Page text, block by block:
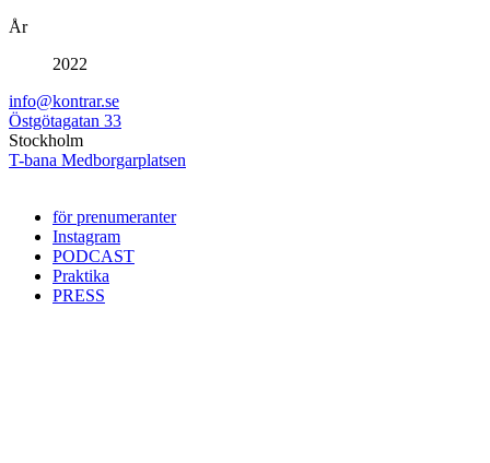
År
2022
info@kontrar.se
Östgötagatan 33
Stockholm
T-bana Medborgarplatsen
för prenumeranter
Instagram
PODCAST
Praktika
PRESS